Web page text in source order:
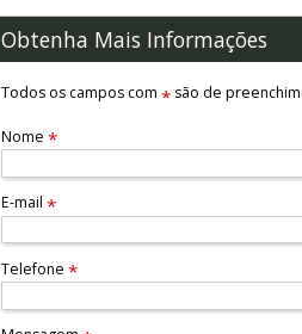
Obtenha Mais Informações
Todos os campos com *são de
Nome *
E-mail *
Telefone *